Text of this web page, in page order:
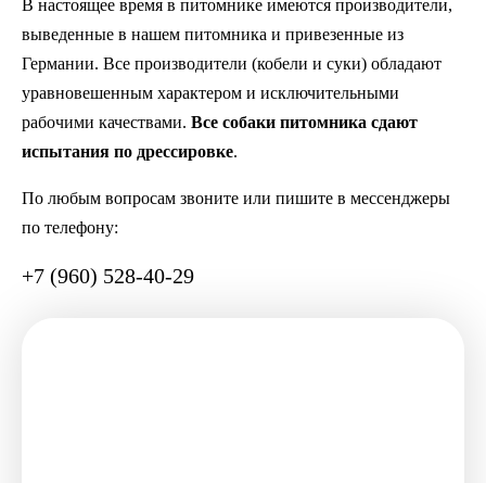
В настоящее время в питомнике имеются производители,
выведенные в нашем питомника и привезенные из
Германии. Все производители (кобели и суки) обладают
уравновешенным характером и исключительными
рабочими качествами. Все собаки питомника сдают
испытания по дрессировке.
По любым вопросам звоните или пишите в мессенджеры
по телефону:
+7 (960) 528-40-29